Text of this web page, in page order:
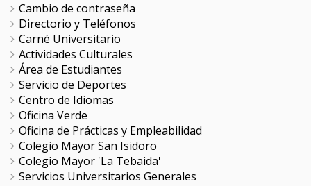
Cambio de contraseña
Directorio y Teléfonos
Carné Universitario
Actividades Culturales
Área de Estudiantes
Servicio de Deportes
Centro de Idiomas
Oficina Verde
Oficina de Prácticas y Empleabilidad
Colegio Mayor San Isidoro
Colegio Mayor 'La Tebaida'
Servicios Universitarios Generales